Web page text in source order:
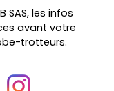
SAS, les infos
avant votre
trotteurs.